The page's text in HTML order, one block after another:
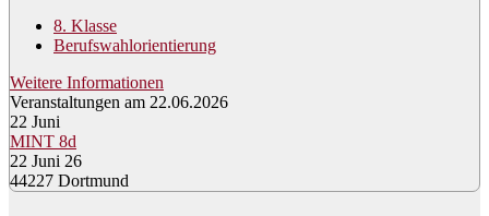
8. Klasse
Berufswahlorientierung
Weitere Informationen
Veranstaltungen am 22.06.2026
22 Juni
MINT 8d
22 Juni 26
44227 Dortmund